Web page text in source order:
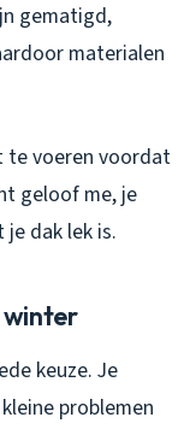
gematigd,
materialen
te voeren voordat
geloof me, je
dak lek is.
winter
keuze. Je
problemen